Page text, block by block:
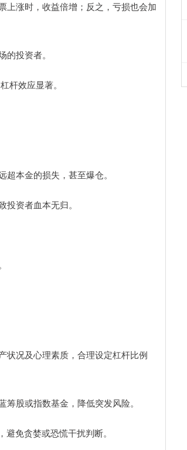
上涨时，收益倍增；反之，亏损也会加
投资者。
杆效应显著。
本金的损失，甚至爆仓。
资者血本无归。
状况及心理素质，合理设定杠杆比例
股或指数基金，降低突发风险。
免贪婪或恐慌干扰判断。